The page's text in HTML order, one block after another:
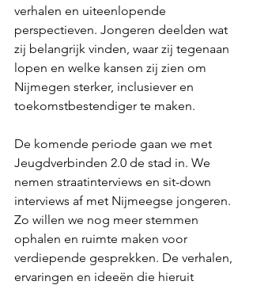
verhalen en uiteenlopende
perspectieven. Jongeren deelden wat
zij belangrijk vinden, waar zij tegenaan
lopen en welke kansen zij zien om
Nijmegen sterker, inclusiever en
toekomstbestendiger te maken.
De komende periode gaan we met
Jeugdverbinden 2.0 de stad in. We
nemen straatinterviews en sit-down
interviews af met Nijmeegse jongeren.
Zo willen we nog meer stemmen
ophalen en ruimte maken voor
verdiepende gesprekken. De verhalen,
ervaringen en ideeën die hieruit